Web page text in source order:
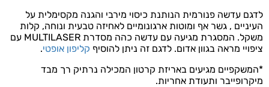
לדגם עדשה פנורמית הנותנת כיסוי מירבי והגנה מקסימלית על
העיניים , גשר אף ומוטות ארגונומיים לאחיזה טבעית ונוחה, קלות
משקל. המסגרת מגיעה עם עדשה כהה מסדרת MULTILASER עם
ציפויי מראה בגוון אדום. לדגם זה ניתן להוסיף קליפון אופטי.
*המשקפיים מגיעים באריזת קרטון המכילה נרתיק רך מבד
מיקרופייבר ותעודת אחריות.